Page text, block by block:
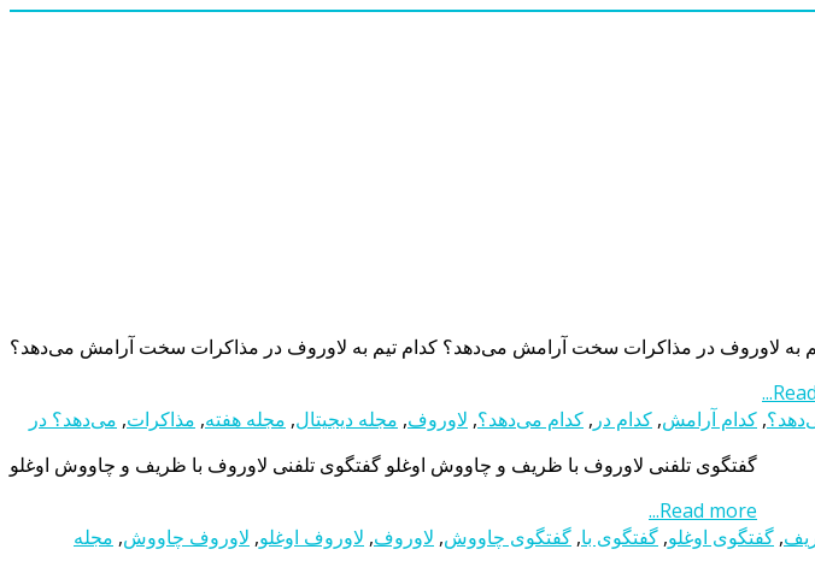
به لاوروف در مذاکرات سخت آرامش می‌دهد؟ کدام تیم به لاوروف در مذاکرات سخت آرامش می‌دهد؟
, کدام آرامش, کدام در , کدام می‌دهد؟, لاوروف, مجله دیجیتال, مجله هفته, مذاکرات, می‌دهد؟ در
گفتگوی تلفنی لاوروف با ظریف و چاووش اوغلو گفتگوی تلفنی لاوروف با ظریف و چاووش اوغلو
Read more...
, گفتگوی اوغلو, گفتگوی با, گفتگوی چاووش, لاوروف, لاوروف اوغلو, لاوروف چاووش, مجله